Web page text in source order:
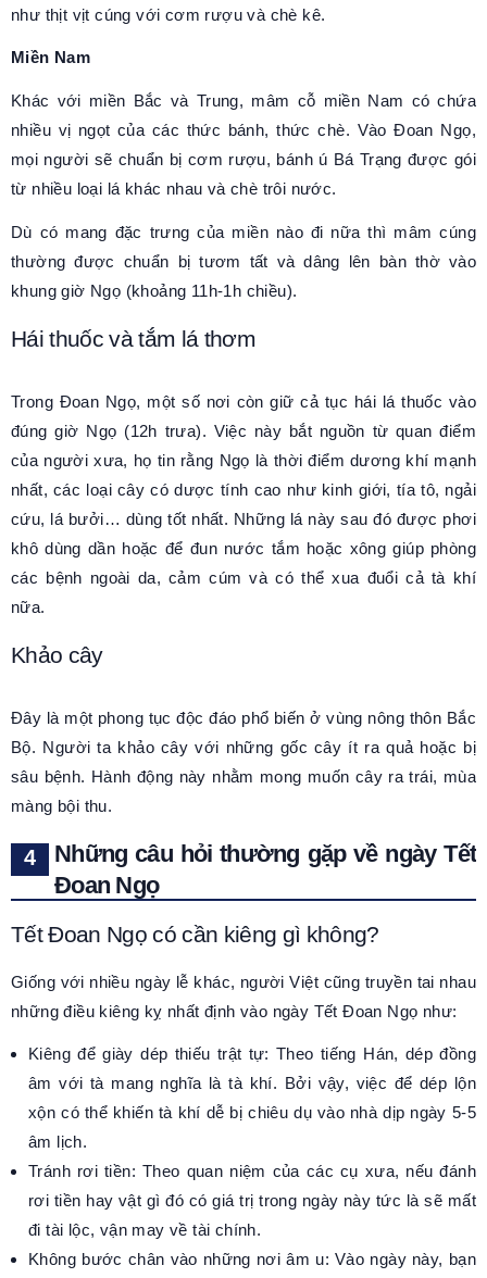
như thịt vịt cúng với cơm rượu và chè kê.
Miền Nam
Khác với miền Bắc và Trung, mâm cỗ miền Nam có chứa
nhiều vị ngọt của các thức bánh, thức chè. Vào Đoan Ngọ,
mọi người sẽ chuẩn bị cơm rượu, bánh ú Bá Trạng được gói
từ nhiều loại lá khác nhau và chè trôi nước.
Dù có mang đặc trưng của miền nào đi nữa thì mâm cúng
thường được chuẩn bị tươm tất và dâng lên bàn thờ vào
khung giờ Ngọ (khoảng 11h-1h chiều).
Hái thuốc và tắm lá thơm
Trong Đoan Ngọ, một số nơi còn giữ cả tục hái lá thuốc vào
đúng giờ Ngọ (12h trưa). Việc này bắt nguồn từ quan điểm
của người xưa, họ tin rằng Ngọ là thời điểm dương khí mạnh
nhất, các loại cây có dược tính cao như kinh giới, tía tô, ngải
cứu, lá bưởi… dùng tốt nhất. Những lá này sau đó được phơi
khô dùng dần hoặc để đun nước tắm hoặc xông giúp phòng
các bệnh ngoài da, cảm cúm và có thể xua đuổi cả tà khí
nữa.
Khảo cây
Đây là một phong tục độc đáo phổ biến ở vùng nông thôn Bắc
Bộ. Người ta khảo cây với những gốc cây ít ra quả hoặc bị
sâu bệnh. Hành động này nhằm mong muốn cây ra trái, mùa
màng bội thu.
Những câu hỏi thường gặp về ngày Tết
Đoan Ngọ
Tết Đoan Ngọ có cần kiêng gì không?
Giống với nhiều ngày lễ khác, người Việt cũng truyền tai nhau
những điều kiêng kỵ nhất định vào ngày Tết Đoan Ngọ như:
Kiêng để giày dép thiếu trật tự: Theo tiếng Hán, dép đồng
âm với tà mang nghĩa là tà khí. Bởi vậy, việc để dép lộn
xộn có thể khiến tà khí dễ bị chiêu dụ vào nhà dịp ngày 5-5
âm lịch.
Tránh rơi tiền: Theo quan niệm của các cụ xưa, nếu đánh
rơi tiền hay vật gì đó có giá trị trong ngày này tức là sẽ mất
đi tài lộc, vận may về tài chính.
Không bước chân vào những nơi âm u: Vào ngày này, bạn